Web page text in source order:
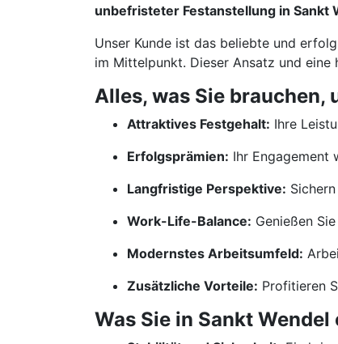
unbefristeter Festanstellung in Sankt
Unser Kunde ist das beliebte und
im Mittelpunkt. Dieser Ansatz und
Alles, was Sie brauchen,
Attraktives Festgehalt: Ihre
Erfolgsprämien: Ihr Engagement
Langfristige Perspektive:
Work-Life-Balance: Genießen
Modernstes Arbeitsumfeld:
Zusätzliche Vorteile: Profitieren
Was Sie in Sankt